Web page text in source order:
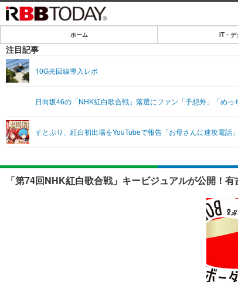
IT・デジタル
ショッピング
エンタメTOP
音楽
グラビア
ライフ
ライフTOP
ペット
その他
リリース一覧
ホーム IT・
注目記事
10G光回線導入レポ
日向坂46の「NHK紅白歌合戦」落選にファン「予想外」「めっ
すとぷり、紅白初出場をYouTubeで報告「お母さんに速攻電話」
「第74回NHK紅白歌合戦」キービジュアルが公開！